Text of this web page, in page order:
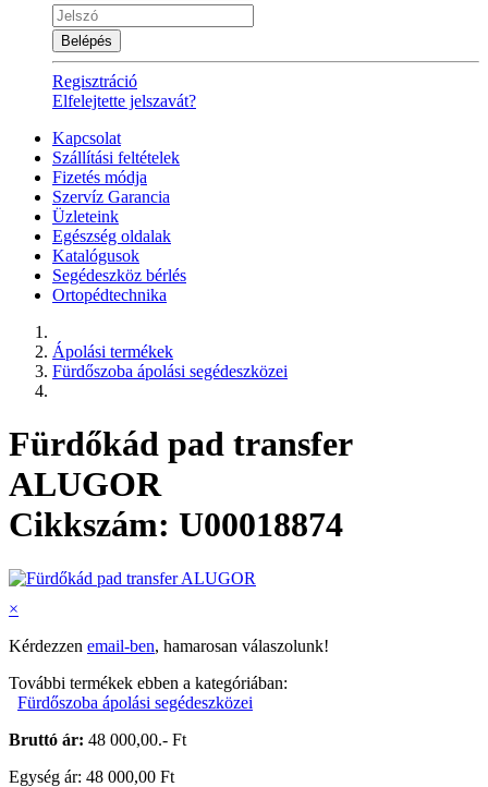
Belépés
Regisztráció
Elfelejtette jelszavát?
Kapcsolat
Szállítási feltételek
Fizetés módja
Szervíz Garancia
Üzleteink
Egészség oldalak
Katalógusok
Segédeszköz bérlés
Ortopédtechnika
Ápolási termékek
Fürdőszoba ápolási segédeszközei
Fürdőkád pad transfer
ALUGOR
Cikkszám: U00018874
×
Kérdezzen email-ben, hamarosan válaszolunk!
További termékek ebben a kategóriában:
Fürdőszoba ápolási segédeszközei
Bruttó ár: 48 000,00.- Ft
Egység ár: 48 000,00 Ft